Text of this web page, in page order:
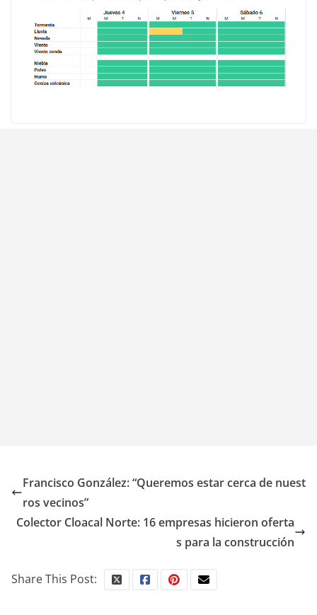
Francisco González: “Queremos estar cerca de nuest
ros vecinos”
Colector Cloacal Norte: 16 empresas hicieron oferta
s para la construcción
Share This Post: